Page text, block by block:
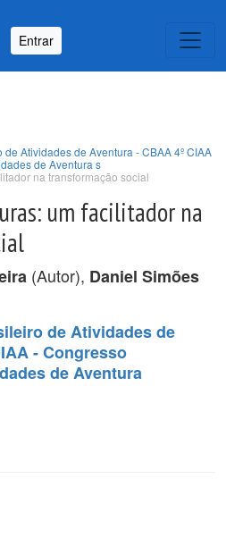
Entrar
Atividades de Aventura - CBAA 4º CIAA
de Aventura s
na transformação social
um facilitador na
(Autor), Daniel Simões
de Atividades de
- Congresso
de Aventura